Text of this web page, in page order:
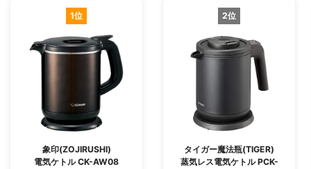
1位
象印(ZOJIRUSHI)
電気ケトル CK-AW08
2位
タイガー魔法瓶(TIGER)
蒸気レス電気ケトル PCK-